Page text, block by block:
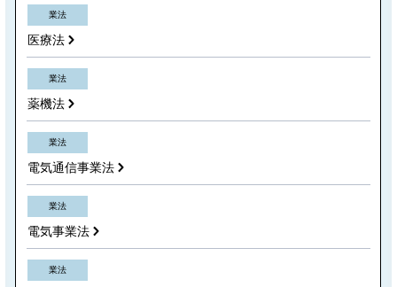
業法
医療法
業法
薬機法
業法
電気通信事業法
業法
電気事業法
業法